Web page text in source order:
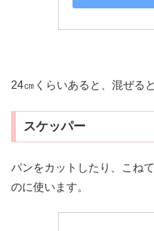
24㎝くらいあると、混ぜる
スケッパー
パンをカットしたり、こね
のに使います。